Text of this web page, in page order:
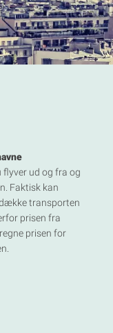
ud og fra og
Faktisk kan
transporten
prisen fra
prisen for